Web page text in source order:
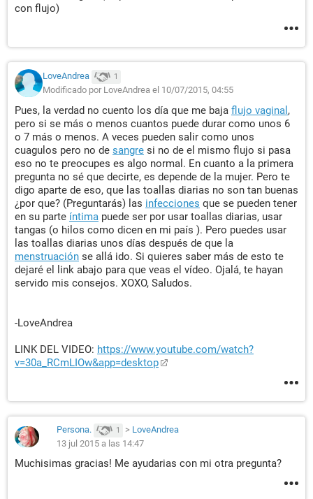
con flujo)
LoveAndrea 1
Modificado por LoveAndrea el 10/07/2015, 04:55
Pues, la verdad no cuento los día que me baja flujo vaginal ,
pero si se más o menos cuantos puede durar como unos 6
o 7 más o menos. A veces pueden salir como unos
cuagulos pero no de sangre si no de el mismo flujo si pasa
eso no te preocupes es algo normal. En cuanto a la primera
pregunta no sé que decirte, es depende de la mujer. Pero te
digo aparte de eso, que las toallas diarias no son tan buenas
¿por que? (Preguntarás) las infecciones que se pueden tener
en su parte íntima puede ser por usar toallas diarias, usar
tangas (o hilos como dicen en mi país ). Pero puedes usar
las toallas diarias unos días después de que la
menstruación se allá ido. Si quieres saber más de esto te
dejaré el link abajo para que veas el vídeo. Ojalá, te hayan
servido mis consejos. XOXO, Saludos.
-LoveAndrea
LINK DEL VIDEO: https://www.youtube.com/watch?
v=30a_RCmLIOw&app=desktop
Persona. 1 > LoveAndrea
13 jul 2015 a las 14:47
Muchisimas gracias! Me ayudarias con mi otra pregunta?